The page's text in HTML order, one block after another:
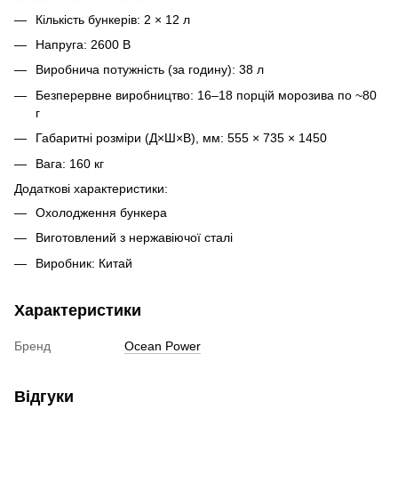
Кількість бункерів: 2 × 12 л
Напруга: 2600 В
Виробнича потужність (за годину): 38 л
Безперервне виробництво: 16–18 порцій морозива по ~80
г
Габаритні розміри (Д×Ш×В), мм: 555 × 735 × 1450
Вага: 160 кг
Додаткові характеристики:
Охолодження бункера
Виготовлений з нержавіючої сталі
Виробник: Китай
Характеристики
Бренд Ocean Power
Відгуки